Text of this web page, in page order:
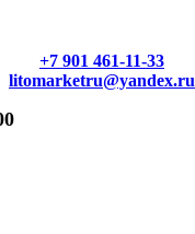
+7 901 461-11-33
litomarketru@yandex.ru